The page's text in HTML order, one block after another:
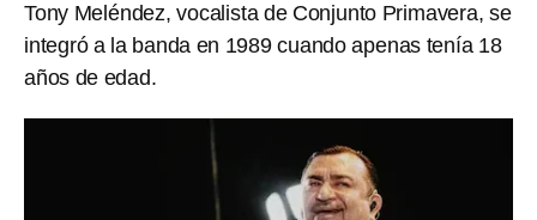
Tony Meléndez, vocalista de Conjunto Primavera, se
integró a la banda en 1989 cuando apenas tenía 18
años de edad.